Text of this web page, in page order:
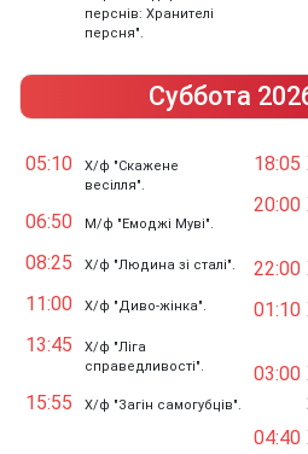
перснів: Хранителі
персня".
Суббота
05:10
Х/ф "Скажене
весілля".
06:50 М/ф "Емоджі Муві".
08:25 Х/ф "Людина зі сталі".
11:00 Х/ф "Диво-жінка".
13:45
Х/ф "Ліга
справедливості".
15:55 Х/ф "Загін самогубців".
18:05
20:00
22:00
01:10
03:00
04:40